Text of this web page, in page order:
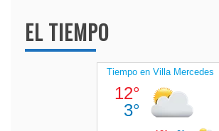
EL TIEMPO